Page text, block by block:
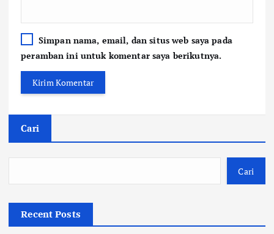
Simpan nama, email, dan situs web saya pada
peramban ini untuk komentar saya berikutnya.
Cari
Cari
Recent Posts